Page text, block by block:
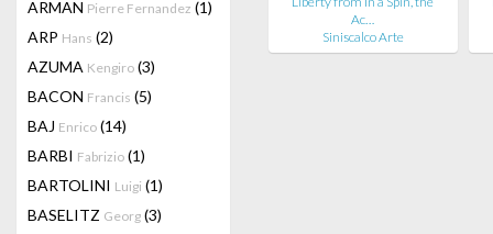
ARMAN Pierre Fernandez (1)
ARP Hans (2)
AZUMA Kengiro (3)
BACON Francis (5)
BAJ Enrico (14)
BARBI Fabrizio (1)
BARTOLINI Luigi (1)
BASELITZ Georg (3)
Ac…
Siniscalco Arte